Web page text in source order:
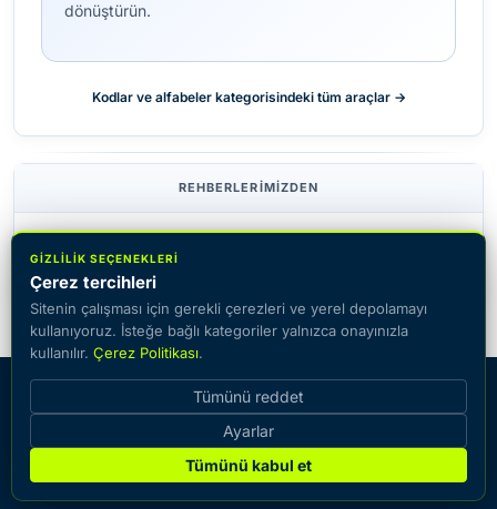
dönüştürün.
Kodlar ve alfabeler kategorisindeki tüm araçlar →
REHBERLERIMIZDEN
Kaçış odaları için en iyi 15 şifre
© 2026 CiphersOnline — metni çevrimiçi şifreleme ve şifre
çözme imkânıyla popüler şifreleme sistemlerinin kataloğu.
İletişimSözlükRehberlerÇerez PolitikasıGizlilik PolitikasıHizmet Şartları
Site Haritası
GIZLILIK SEÇENEKLERI
Çerez tercihleri
Sitenin çalışması için gerekli çerezleri ve yerel depolamayı
kullanıyoruz. İsteğe bağlı kategoriler yalnızca onayınızla
kullanılır. Çerez Politikası.
Tümünü reddet
Ayarlar
Tümünü kabul et